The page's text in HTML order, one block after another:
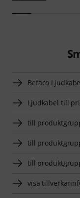
Befaco
Ljudkabel till
till
till
till
visa